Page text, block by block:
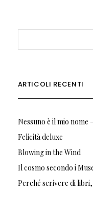
ARTICOLI RECENTI
Nessuno è il mio nome
Felicità deluxe
Blowing in the Wind
Il cosmo secondo i
Perché scrivere di libri,